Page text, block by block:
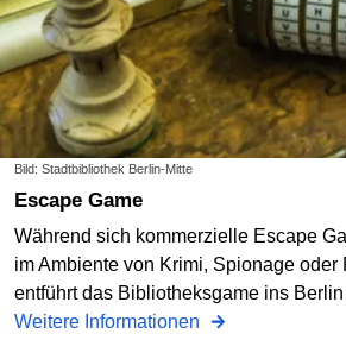
Bild: Stadtbibliothek Berlin-Mitte
Escape Game
Während sich kommerzielle Escape
im Ambiente von Krimi, Spionage oder
entführt das Bibliotheksgame ins
Weitere Informationen